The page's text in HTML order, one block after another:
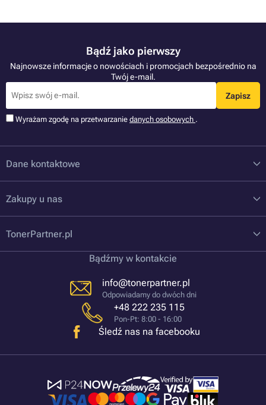
Bądź jako pierwszy
Najnowsze informacje o nowościach i promocjach bezpośrednio na
Twój e-mail.
Zapisz
Wyrażam zgodę na przetwarzanie danych osobowych .
Dane kontaktowe
Zakupy u nas
TonerPartner.pl
Bądźmy w kontakcie
info@tonerpartner.pl
Odpowiadamy do dwóch dni
+48 222 235 115
Pon-Pt: 8:00 - 16:00
Śledź nas na facebooku